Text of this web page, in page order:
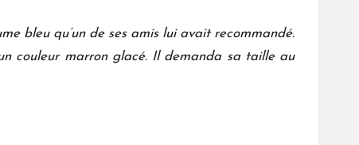
bleu qu’un de ses amis lui avait recommandé.
couleur marron glacé. Il demanda sa taille au